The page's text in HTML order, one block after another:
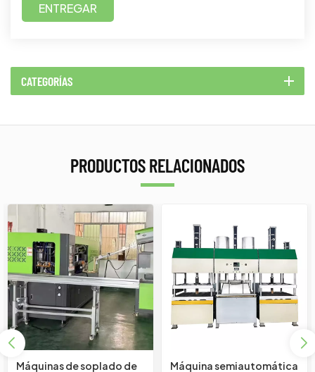
ENTREGAR
CATEGORÍAS
PRODUCTOS RELACIONADOS
Máquinas de soplado de
Máquina semiautomática